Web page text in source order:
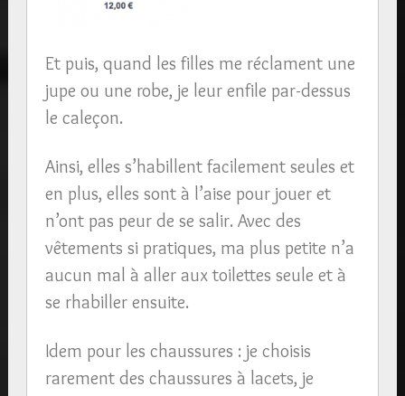
Et puis, quand les filles me réclament une
jupe ou une robe, je leur enfile par-dessus
le caleçon.
Ainsi, elles s’habillent facilement seules et
en plus, elles sont à l’aise pour jouer et
n’ont pas peur de se salir. Avec des
vêtements si pratiques, ma plus petite n’a
aucun mal à aller aux toilettes seule et à
se rhabiller ensuite.
Idem pour les chaussures : je choisis
rarement des chaussures à lacets, je